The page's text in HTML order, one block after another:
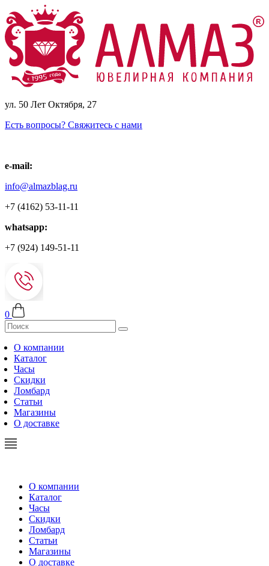
ул. 50 Лет Октября, 27
Есть вопросы? Свяжитесь с нами
e-mail:
info@almazblag.ru
+7 (4162) 53-11-11
whatsapp:
+7 (924) 149-51-11
0
О компании
Каталог
Часы
Скидки
Ломбард
Статьи
Магазины
О доставке
О компании
Каталог
Часы
Скидки
Ломбард
Статьи
Магазины
О доставке